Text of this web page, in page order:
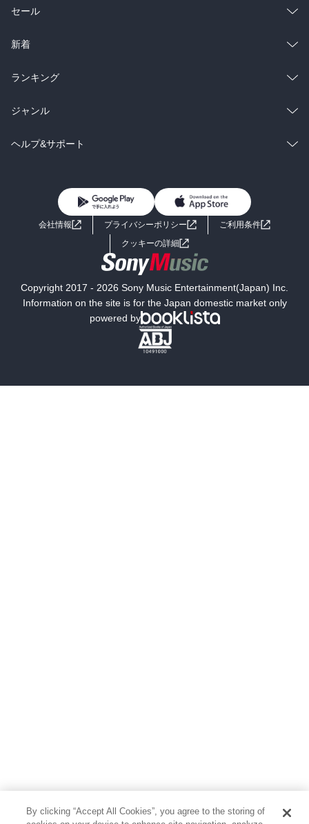
総合
ラノベ
雑誌・グラビア
BL・TL
セール
総合
ラノベ
雑誌・グラビア
BL・TL
新着
総合
ラノベ
雑誌・グラビア
ランキング
総合
ラノベ
ジャンル
コミック
ライトノベル 男子向けラノベ
小説
海外小説
ミステリー SF
文学
ヘルプ&サポート
よくあるご質問 お問い合わせ
会社情報 プライバシーポリシー
ご利用条件
クッキーの詳細
Copyright 2017 - 2026 Sony Music Entertainment(Japan) Inc.
Information on the site is for the Japan domestic market only
powered by
By clicking “Accept All Cookies”, you agree to the storing of